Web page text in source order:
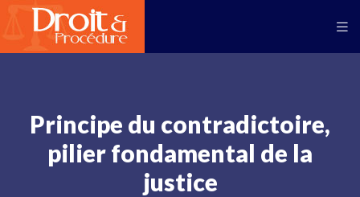
Principe du contradictoire,
pilier fondamental de la
justice